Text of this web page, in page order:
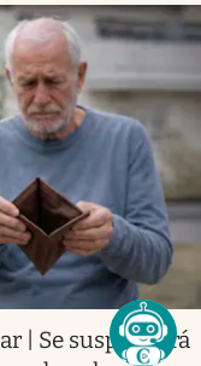
| Se suspenderá